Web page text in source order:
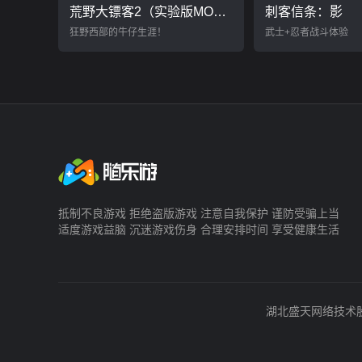
荒野大镖客2（实验版MOD）
狂野西部的牛仔生涯！
刺客信条：影
武士+忍者战斗体验
抵制不良游戏 拒绝盗版游戏 注意自我保护 谨防受骗上当
适度游戏益脑 沉迷游戏伤身 合理安排时间 享受健康生活
湖北盛天网络技术